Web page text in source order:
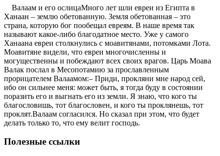
Валаам и его ослицаМного лет шли евреи из Египта в
Ханаан – землю обетованную. Земля обетованная – это
страна, которую бог пообещал евреям. В наше время так
называют какое-либо благодатное место. Уже у самого
Ханаана евреи столкнулись с моавитянами, потомками Лота.
Моавитяне видели, что евреи многочисленны и
могущественны и побеждают всех своих врагов. Царь Моава
Валак послал в Месопотамию за прославленным
прорицателем Валаамом:– Приди, прокляни мне народ сей,
ибо он сильнее меня: может быть, я тогда буду в состоянии
поразить его и выгнать его из земли. Я знаю, что кого ты
благословишь, тот благословен, и кого ты проклянешь, тот
проклят.Валаам согласился. Но сказал при этом, что будет
делать только то, что ему велит господь.
Полезные ссылки